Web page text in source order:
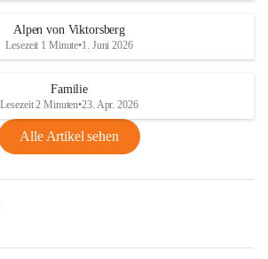
Alpen von Viktorsberg
Lesezeit 1 Minute•1. Juni 2026
Familie
Lesezeit 2 Minuten•23. Apr. 2026
Alle Artikel sehen